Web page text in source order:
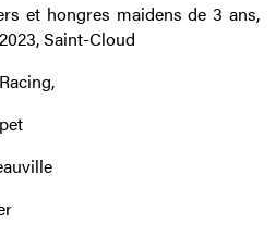
et hongres maidens de 3 ans,
Saint-Cloud